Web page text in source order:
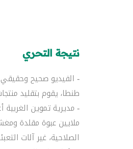
نتيجة التحري
- الفيديو صحيح
طنطا، يقوم بتقليد
- مديرية تموين الغربية أعلنت، يوم 19 يناير 2023، ضبط مصنع غير
الصلاحية، غير آلات